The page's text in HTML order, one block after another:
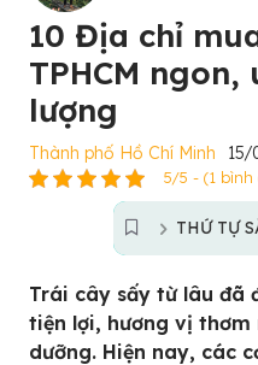
10 Địa chỉ
TPHCM
lượng
Thành phố Hồ Chí Minh
5/5 - (1 bình
THỨ TỰ
Trái cây sấy từ lâu đã
tiện lợi, hương vị
dưỡng. Hiện nay, các